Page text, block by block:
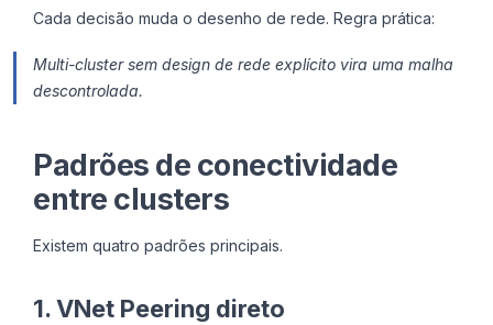
Cada decisão muda o desenho de rede. Regra prática:
Multi-cluster sem design de rede explícito vira uma malha
descontrolada.
Padrões de conectividade
entre clusters
Existem quatro padrões principais.
1. VNet Peering direto